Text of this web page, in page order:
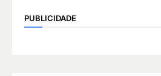
PUBLICIDADE